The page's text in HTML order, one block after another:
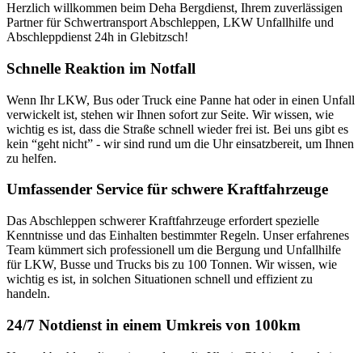
Herzlich willkommen beim Deha Bergdienst, Ihrem zuverlässigen
Partner für Schwertransport Abschleppen, LKW Unfallhilfe und
Abschleppdienst 24h in Glebitzsch!
Schnelle Reaktion im Notfall
Wenn Ihr LKW, Bus oder Truck eine Panne hat oder in einen Unfall
verwickelt ist, stehen wir Ihnen sofort zur Seite. Wir wissen, wie
wichtig es ist, dass die Straße schnell wieder frei ist. Bei uns gibt es
kein “geht nicht” - wir sind rund um die Uhr einsatzbereit, um Ihnen
zu helfen.
Umfassender Service für schwere Kraftfahrzeuge
Das Abschleppen schwerer Kraftfahrzeuge erfordert spezielle
Kenntnisse und das Einhalten bestimmter Regeln. Unser erfahrenes
Team kümmert sich professionell um die Bergung und Unfallhilfe
für LKW, Busse und Trucks bis zu 100 Tonnen. Wir wissen, wie
wichtig es ist, in solchen Situationen schnell und effizient zu
handeln.
24/7 Notdienst in einem Umkreis von 100km